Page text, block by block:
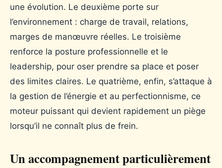
une évolution. Le deuxième porte sur
l’environnement : charge de travail, relations,
marges de manœuvre réelles. Le troisième
renforce la posture professionnelle et le
leadership, pour oser prendre sa place et poser
des limites claires. Le quatrième, enfin, s’attaque à
la gestion de l’énergie et au perfectionnisme, ce
moteur puissant qui devient rapidement un piège
lorsqu’il ne connaît plus de frein.
Un accompagnement particulièrement